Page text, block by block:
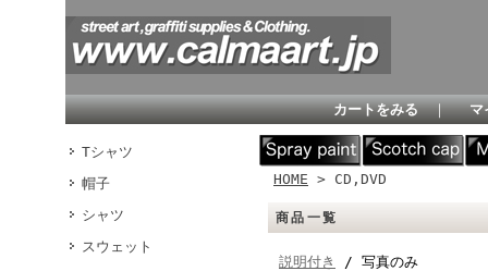
カートをみる ｜ マ
Tシャツ
帽子
シャツ
スウェット
HOME > CD,DVD
商品一覧
説明付き
/ 写真のみ